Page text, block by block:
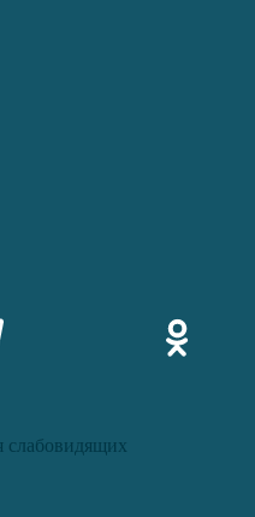
слабовидящих